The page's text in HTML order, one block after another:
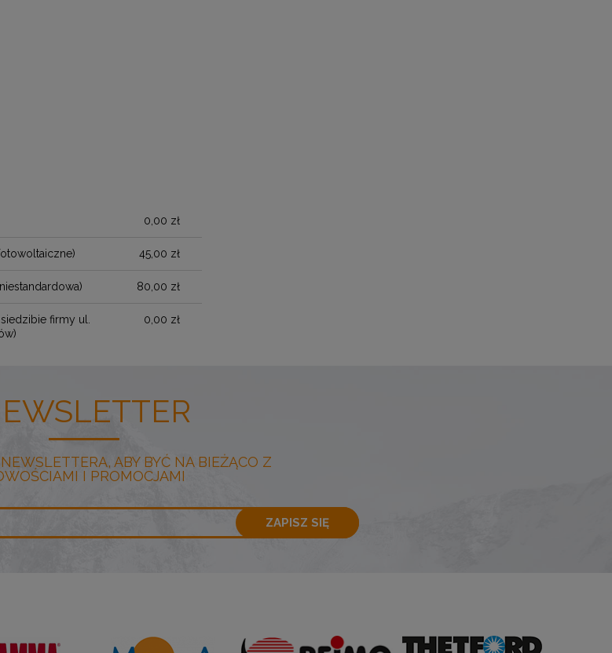
nie zawiera ewentualnych kosztów
0,00 zł
45,00 zł
80,00 zł
firmy ul.
0,00 zł
ABY BYĆ NA BIEŻĄCO Z
I PROMOCJAMI
ZAPISZ SIĘ